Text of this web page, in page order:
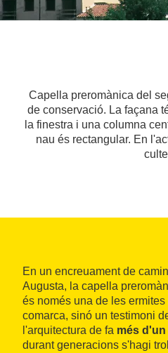
Capella preromànica del
de conservació. La façana
la finestra i una columna
nau és rectangular. En
En un encreuament de
Augusta, la capella
és només una de les
comarca, sinó un testimoni
l'arquitectura de fa més d'un
durant generacions s'hagi